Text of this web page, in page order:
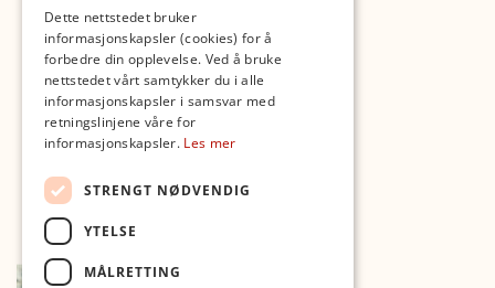
Dette nettstedet bruker
informasjonskapsler (cookies) for å
forbedre din opplevelse. Ved å bruke
nettstedet vårt samtykker du i alle
informasjonskapsler i samsvar med
retningslinjene våre for
informasjonskapsler. Les mer
STRENGT NØDVENDIG
YTELSE
MÅLRETTING